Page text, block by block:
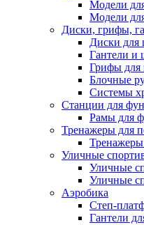
Модели
Модели
Диски, грифы,
Диски для
Гантели и
Грифы для
Блочные
Системы
Станции для
Рамы для
Тренажеры для
Тренажеры
Уличные
Уличные
Уличные
Аэробика
Степ-
Гантели